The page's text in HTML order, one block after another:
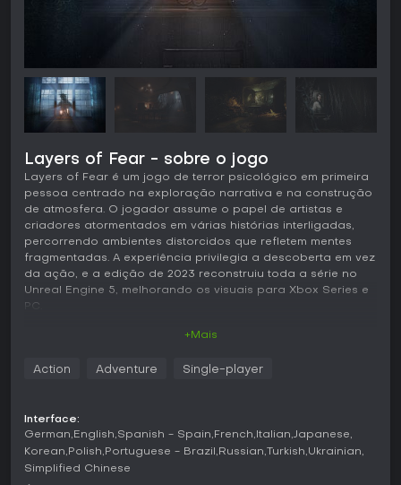
Layers of Fear - sobre o jogo
Layers of Fear é um jogo de terror psicológico em primeira
pessoa centrado na exploração narrativa e na construção
de atmosfera. O jogador assume o papel de artistas e
criadores atormentados em várias histórias interligadas,
percorrendo ambientes distorcidos que refletem mentes
fragmentadas. A experiência privilegia a descoberta em vez
da ação, e a edição de 2023 reconstruiu toda a série no
Unreal Engine 5, melhorando os visuais para Xbox Series e
PC.
constante mudança, como uma mansão vitoriana ou um
resolve quebra-cabeças ambientais simples para avançar.
A casa ou o navio se reconfiguram constantemente,
obrigando a revisitar os mesmos espaços sob novas
condições que revelam fragmentos da história.
+Mais
Action Adventure Single-player
Interface:
German English Spanish - Spain French Italian Japanese
Korean Polish Portuguese - Brazil Russian Turkish Ukrainian
Simplified Chinese